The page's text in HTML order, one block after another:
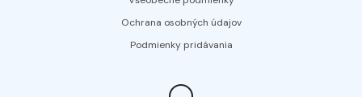
Ochrana osobných údajov
Podmienky pridávania